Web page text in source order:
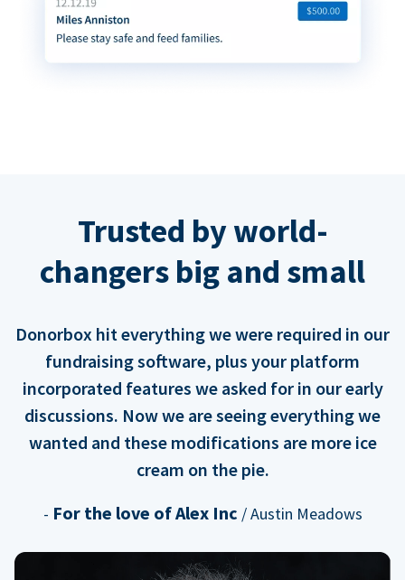
Trusted by world-
changers big and small
Donorbox hit everything we were required in our
fundraising software, plus your platform
incorporated features we asked for in our early
discussions. Now we are seeing everything we
wanted and these modifications are more ice
cream on the pie.
- For the love of Alex Inc / Austin Meadows